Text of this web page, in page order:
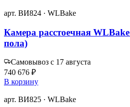
арт. ВИ824 · WLBake
Камера расстоечная
пола)
Самовывоз с 17 августа
740 676 ₽
В корзину
арт. ВИ825 · WLBake